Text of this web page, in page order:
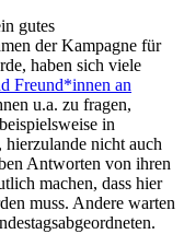
gutes
der Kampagne für
haben sich viele
Freund*innen an
u.a. zu fragen,
in
nicht auch
Antworten von ihren
machen, dass hier
muss. Andere warten